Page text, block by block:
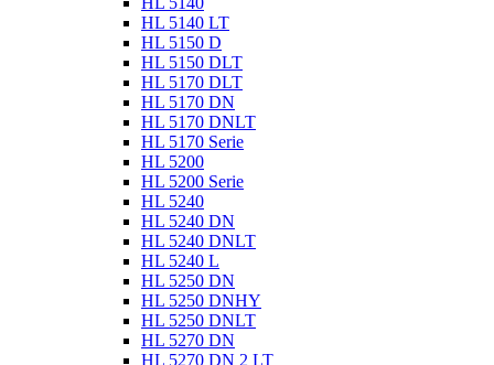
HL 5140 LT
HL 5150 D
HL 5150 DLT
HL 5170 DLT
HL 5170 DN
HL 5170 DNLT
HL 5170 Serie
HL 5200
HL 5200 Serie
HL 5240
HL 5240 DN
HL 5240 DNLT
HL 5240 L
HL 5250 DN
HL 5250 DNHY
HL 5250 DNLT
HL 5270 DN
HL 5270 DN 2 LT